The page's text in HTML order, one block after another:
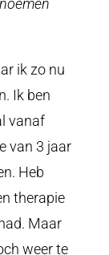
ik zo nu
Ik ben
vanaf
van 3 jaar
Heb
therapie
Maar
weer te